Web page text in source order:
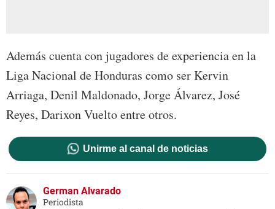
Además cuenta con jugadores de experiencia en la
Liga Nacional de Honduras como ser Kervin
Arriaga, Denil Maldonado, Jorge Álvarez, José
Reyes, Darixon Vuelto entre otros.
Unirme al canal de noticias
German Alvarado
Periodista